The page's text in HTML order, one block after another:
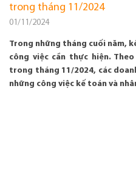
trong tháng 11/2024
01/11/2024
Trong những tháng cuối năm,
công việc cần thực hiện.
trong tháng 11/2024, các
những công việc kế toán và